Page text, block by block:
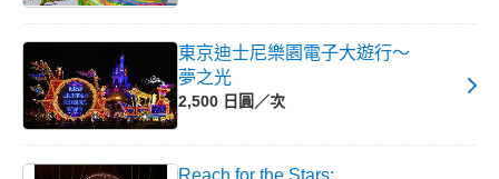
東京迪士尼樂園電子大遊行～
夢之光
2,500 日圓／次